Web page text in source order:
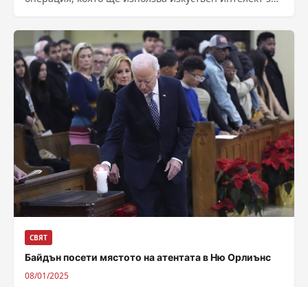
кабели...
СВЯТ
Байдън посети мястото на атентата в Ню Орлиънс
08/01/2025